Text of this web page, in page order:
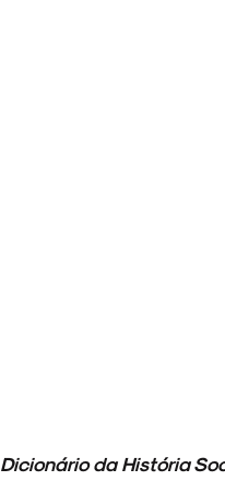
Dicionário da História